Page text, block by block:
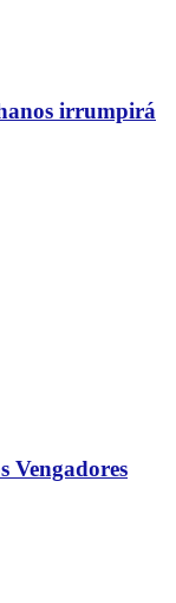
irrumpirá
Vengadores